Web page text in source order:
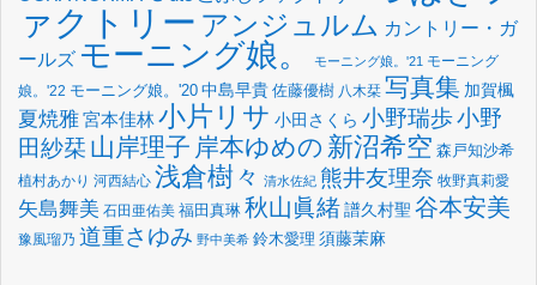
ァクトリー アンジュルム カントリー・ガ
ールズ モーニング娘。 モーニング娘。'21 モーニング
娘。'22 モーニング娘。'20 中島早貴 佐藤優樹 八木栞 写真集 加賀楓
夏焼雅宮本佳林小片リサ 小田さくら 小野瑞歩小野
田紗栞 山岸理子 岸本ゆめの 新沼希空 森戸知沙希
植村あかり 河西結心 浅倉樹々 清水佐紀 熊井友理奈 牧野真莉愛
矢島舞美 石田亜佑美 福田真琳 秋山眞緒譜久村聖 谷本安美
豫風瑠乃 道重さゆみ 野中美希 鈴木愛理 須藤茉麻